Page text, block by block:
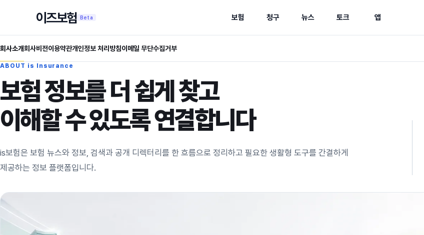
이즈보험 Beta 보험 청구 뉴스 토크 앱
회사소개회사비전이용약관개인정보 처리방침이메일 무단수집거부
ABOUT is Insurance
보험 정보를 더 쉽게 찾고
이해할 수 있도록 연결합니다
is보험은 보험 뉴스와 정보, 검색과 공개 디렉터리를 한 흐름으로 정리하고 필요한 생활형 도구를 간결하게
제공하는 정보 플랫폼입니다.